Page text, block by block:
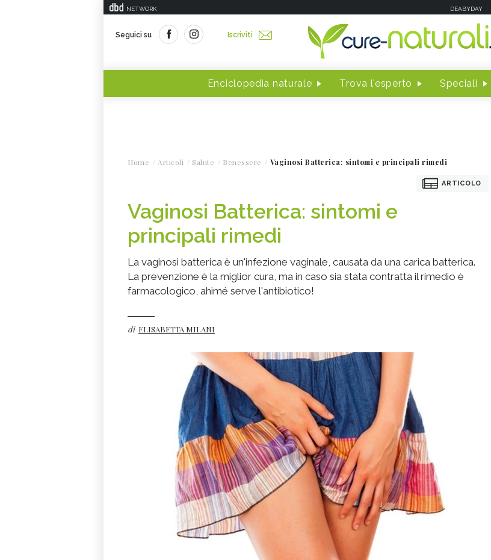
NETWORK DEABYDAY
Seguici su Iscriviti
Enciclopedia naturale Trova l'esperto Speciali
Home Articoli Salute Benessere Vaginosi Batterica: sintomi e principali rimedi
ARTICOLO
Vaginosi Batterica: sintomi e
principali rimedi
La vaginosi batterica è un'infezione vaginale, causata da una carica batterica.
La prevenzione è la miglior cura, ma in caso sia stata contratta il rimedio è
farmacologico, ahimé serve l'antibiotico!
di ELISABETTA MILANI